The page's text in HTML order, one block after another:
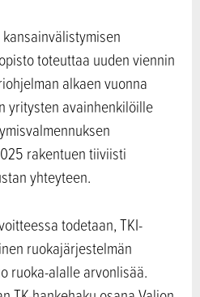
toteuttaa uuden viennin
alkaen vuonna
yritysten avainhenkilöille
rakentuen tiiviisti
yhteyteen.
todetaan, TKI-
ruokajärjestelmän
ruoka-alalle arvonlisää.